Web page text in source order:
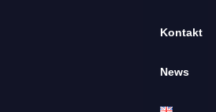
Kontakt
News